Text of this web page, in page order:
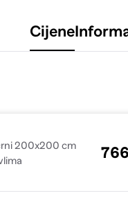
Cijene
200x200 cm